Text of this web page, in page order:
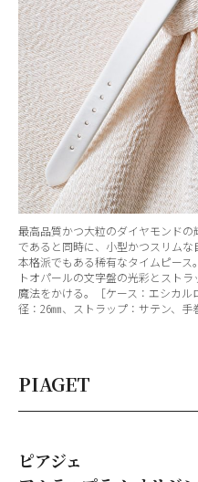
最高品質かつ大粒のダイヤモンド
であると同時に、小型かつスリム
本格派でもある稀有なタイムピー
トオパールの文字盤の光彩とスト
魔法をかける。［ケース：エシカ
径：26㎜、ストラップ：サテン、手
PIAGET
ピアジェ